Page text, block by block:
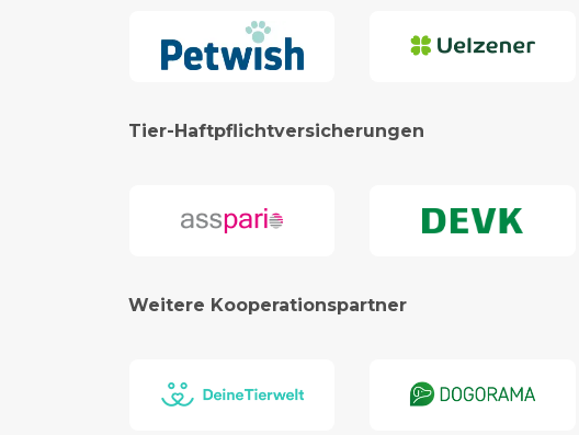
Tier-Haftpflichtversicherungen
Weitere Kooperationspartner